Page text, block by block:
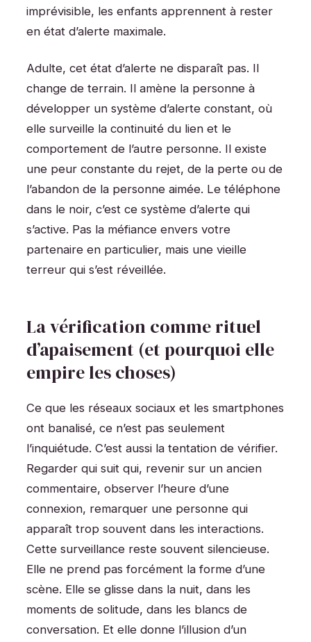
imprévisible, les enfants apprennent à rester
en état d’alerte maximale.
Adulte, cet état d’alerte ne disparaît pas. Il
change de terrain. Il amène la personne à
développer un système d’alerte constant, où
elle surveille la continuité du lien et le
comportement de l’autre personne. Il existe
une peur constante du rejet, de la perte ou de
l’abandon de la personne aimée. Le téléphone
dans le noir, c’est ce système d’alerte qui
s’active. Pas la méfiance envers votre
partenaire en particulier, mais une vieille
terreur qui s’est réveillée.
La vérification comme rituel
d’apaisement (et pourquoi elle
empire les choses)
Ce que les réseaux sociaux et les smartphones
ont banalisé, ce n’est pas seulement
l’inquiétude. C’est aussi la tentation de vérifier.
Regarder qui suit qui, revenir sur un ancien
commentaire, observer l’heure d’une
connexion, remarquer une personne qui
apparaît trop souvent dans les interactions.
Cette surveillance reste souvent silencieuse.
Elle ne prend pas forcément la forme d’une
scène. Elle se glisse dans la nuit, dans les
moments de solitude, dans les blancs de
conversation. Et elle donne l’illusion d’un